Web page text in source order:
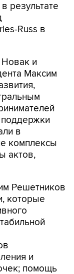
результате
Russ в
и
Максим
поддержки
в
комплексы
актов,
Решетников
которые
и
помощь